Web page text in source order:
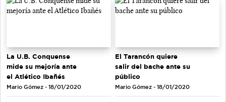
La U.B. Conquense
mide su mejoría ante
el Atlético Ibañés
Mario Gómez - 18/01/2020
El Tarancón quiere
salir del bache ante su
público
Mario Gómez - 18/01/2020